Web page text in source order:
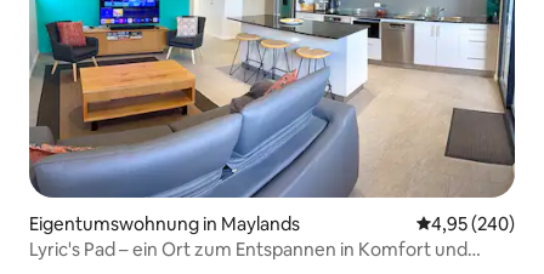
Eigentumswohnung in Maylands
4,95 (240)
Lyric's Pad – ein Ort zum Entspannen in Komfort und